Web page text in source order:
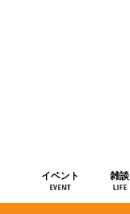
イベント
EVENT
雑談
LIFE